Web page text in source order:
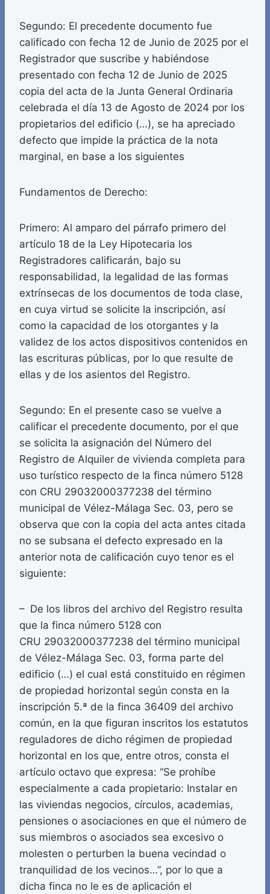
Segundo: El precedente documento fue
calificado con fecha 12 de Junio de 2025 por el
Registrador que suscribe y habiéndose
presentado con fecha 12 de Junio de 2025
copia del acta de la Junta General Ordinaria
celebrada el día 13 de Agosto de 2024 por los
propietarios del edificio (…), se ha apreciado
defecto que impide la práctica de la nota
marginal, en base a los siguientes
Fundamentos de Derecho:
Primero: Al amparo del párrafo primero del
artículo 18 de la Ley Hipotecaria los
Registradores calificarán, bajo su
responsabilidad, la legalidad de las formas
extrínsecas de los documentos de toda clase,
en cuya virtud se solicite la inscripción, así
como la capacidad de los otorgantes y la
validez de los actos dispositivos contenidos en
las escrituras públicas, por lo que resulte de
ellas y de los asientos del Registro.
Segundo: En el presente caso se vuelve a
calificar el precedente documento, por el que
se solicita la asignación del Número del
Registro de Alquiler de vivienda completa para
uso turístico respecto de la finca número 5128
con CRU 29032000377238 del término
municipal de Vélez-Málaga Sec. 03, pero se
observa que con la copia del acta antes citada
no se subsana el defecto expresado en la
anterior nota de calificación cuyo tenor es el
siguiente:
– De los libros del archivo del Registro resulta
que la finca número 5128 con
CRU 29032000377238 del término municipal
de Vélez-Málaga Sec. 03, forma parte del
edificio (…) el cual está constituido en régimen
de propiedad horizontal según consta en la
inscripción 5.ª de la finca 36409 del archivo
común, en la que figuran inscritos los estatutos
reguladores de dicho régimen de propiedad
horizontal en los que, entre otros, consta el
artículo octavo que expresa: “Se prohíbe
especialmente a cada propietario: Instalar en
las viviendas negocios, círculos, academias,
pensiones o asociaciones en que el número de
sus miembros o asociados sea excesivo o
molesten o perturben la buena vecindad o
tranquilidad de los vecinos…”, por lo que a
dicha finca no le es de aplicación el